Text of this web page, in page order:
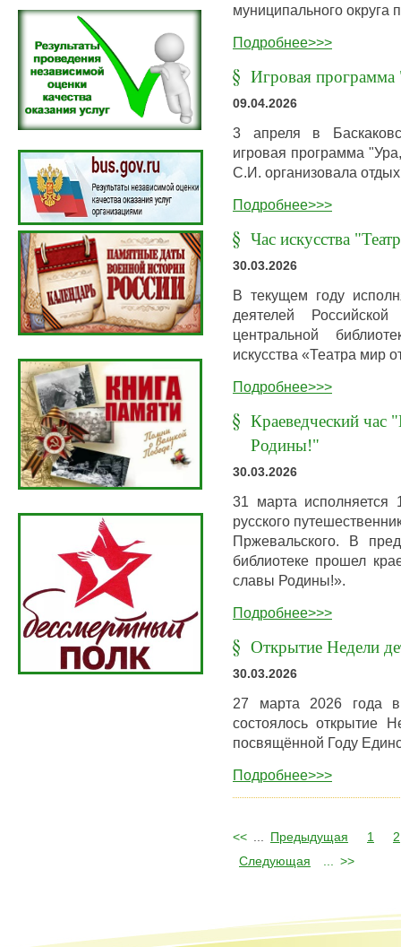
муниципального
Подробнее>>>
Игровая
09.04.2026
3 апреля в
игровая программа
С.И. организовала
Подробнее>>>
Час искусства
30.03.2026
В текущем году
деятелей
центральной
искусства «Театра мир
Подробнее>>>
Краеведческий час
Родины!"
30.03.2026
31 марта исполняется
русского
Пржевальского. В
библиотеке прошел
славы Родины!».
Подробнее>>>
Открытие Недели
30.03.2026
27 марта 2026 года в
состоялось открытие
посвящённой Году
Подробнее>>>
<< Предыдущая 1
2
Следующая
>>